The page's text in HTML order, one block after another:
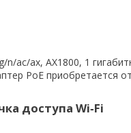
n/ac/ax, AX1800, 1
PoE приобретается
доступа Wi‑Fi